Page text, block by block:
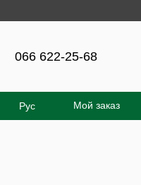
066 622-25-68
Рус Мой заказ